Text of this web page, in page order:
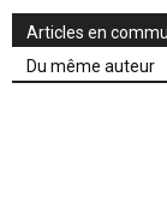
Articles en
Du même auteur